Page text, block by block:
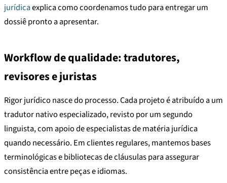
jurídicaexplica como coordenamos tudo para entregar um
dossiê pronto a apresentar.
Workflow de qualidade: tradutores,
revisores e juristas
Rigor jurídico nasce do processo. Cada projeto é atribuído a um
tradutor nativo especializado, revisto por um segundo
linguista, com apoio de especialistas de matéria jurídica
quando necessário. Em clientes regulares, mantemos bases
terminológicas e bibliotecas de cláusulas para assegurar
consistência entre peças e idiomas.